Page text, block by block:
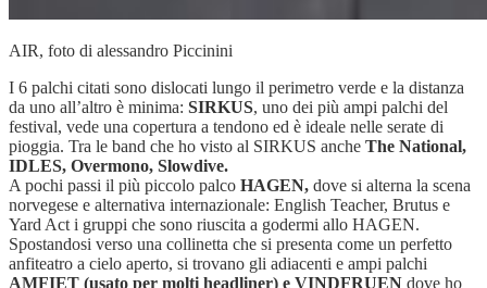
AIR, foto di alessandro Piccinini
I 6 palchi citati sono dislocati lungo il perimetro verde e la distanza
da uno all’altro è minima: SIRKUS, uno dei più ampi palchi del
festival, vede una copertura a tendono ed è ideale nelle serate di
pioggia. Tra le band che ho visto al SIRKUS anche The National,
IDLES, Overmono, Slowdive.
A pochi passi il più piccolo palco HAGEN, dove si alterna la scena
norvegese e alternativa internazionale: English Teacher, Brutus e
Yard Act i gruppi che sono riuscita a godermi allo HAGEN.
Spostandosi verso una collinetta che si presenta come un perfetto
anfiteatro a cielo aperto, si trovano gli adiacenti e ampi palchi
AMFIET (usato per molti headliner) e VINDFRUEN dove ho